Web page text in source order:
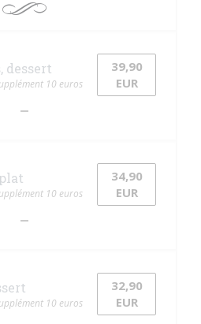
dessert
10 euros
39,90
EUR
10 euros
34,90
EUR
10 euros
32,90
EUR